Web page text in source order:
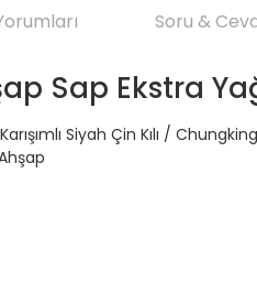
Soru &
Sap Ekstra
Siyah Çin Kılı / Chungking
açıklamalarında ve diğer